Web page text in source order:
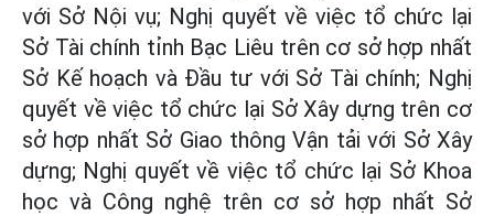
với Sở Nội vụ; Nghị quyết về việc tổ chức lại
Sở Tài chính tỉnh Bạc Liêu trên cơ sở hợp nhất
Sở Kế hoạch và Đầu tư với Sở Tài chính; Nghị
quyết về việc tổ chức lại Sở Xây dựng trên cơ
sở hợp nhất Sở Giao thông Vận tải với Sở Xây
dựng; Nghị quyết về việc tổ chức lại Sở Khoa
học và Công nghệ trên cơ sở hợp nhất Sở